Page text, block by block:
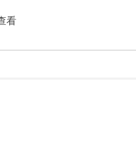
看